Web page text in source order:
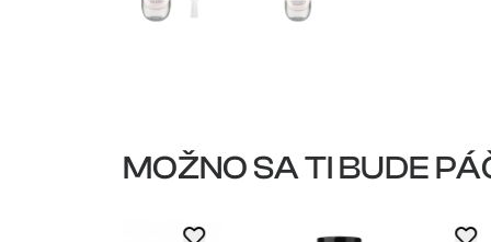
MOŽNO SA TI BUDE